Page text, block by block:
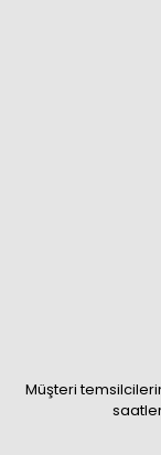
Müşteri